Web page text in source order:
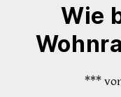
Wie
***